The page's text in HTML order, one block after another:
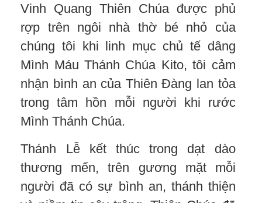
Vinh Quang Thiên Chúa được phủ
rợp trên ngôi nhà thờ bé nhỏ của
chúng tôi khi linh mục chủ tế dâng
Mình Máu Thánh Chúa Kito, tôi cảm
nhận bình an của Thiên Đàng lan tỏa
trong tâm hồn mỗi người khi rước
Mình Thánh Chúa.
Thánh Lễ kết thúc trong dạt dào
thương mến, trên gương mặt mỗi
người đã có sự bình an, thánh thiện